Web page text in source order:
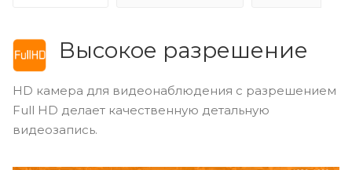
Высокое разрешение
HD камера для видеонаблюдения с разрешением
Full HD делает качественную детальную
видеозапись.